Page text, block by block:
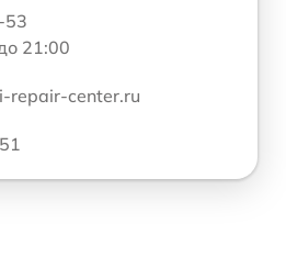
53
21:00
repair-center.ru